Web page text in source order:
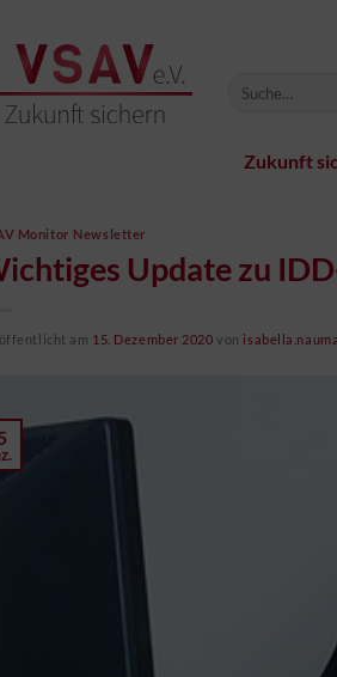
Zukunft
Monitor Newsletter
Update zu
am 15. Dezember 2020 von